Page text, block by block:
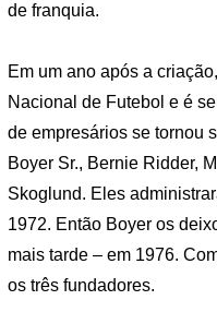
de franquia.
Em um ano após a
Nacional de Futebol e é
de empresários se tornou
Boyer Sr., Bernie Ridder,
Skoglund. Eles
1972. Então Boyer os
mais tarde – em 1976.
os três fundadores.